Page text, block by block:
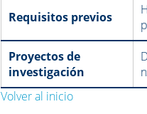
Requisitos previos
Proyectos de
investigación
Volver al inicio